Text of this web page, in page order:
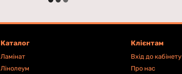
Каталог
Ламінат
Лінолеум
Клієнтам
Вхід до кабінету
Про нас